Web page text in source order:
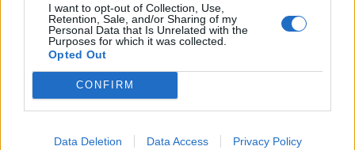
I want to opt-out of Collection, Use,
Retention, Sale, and/or Sharing of my
Personal Data that Is Unrelated with the
Purposes for which it was collected.
Opted Out
CONFIRM
Data Deletion Data Access Privacy Policy
Sportas
Į Palangą atkeliavo
žiemos paralimpinių
žaidynių paroda
Jaunieji paraatletai
stovyklai